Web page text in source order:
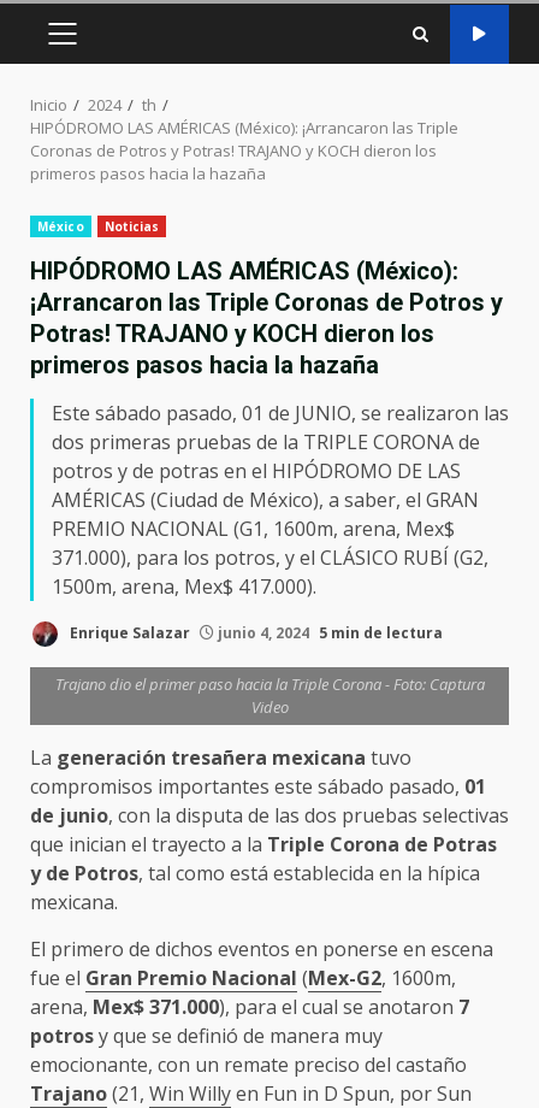
MENÚ
Inicio 2024
th
HIPÓDROMO LAS AMÉRICAS (México): ¡Arrancaron las Triple
Coronas de Potros y Potras! TRAJANO y KOCH dieron los
primeros pasos hacia la hazaña
México Noticias
HIPÓDROMO LAS AMÉRICAS (México):
¡Arrancaron las Triple Coronas de Potros y
Potras! TRAJANO y KOCH dieron los
primeros pasos hacia la hazaña
Este sábado pasado, 01 de JUNIO, se realizaron las
dos primeras pruebas de la TRIPLE CORONA de
potros y de potras en el HIPÓDROMO DE LAS
AMÉRICAS (Ciudad de México), a saber, el GRAN
PREMIO NACIONAL (G1, 1600m, arena, Mex$
371.000), para los potros, y el CLÁSICO RUBÍ (G2,
1500m, arena, Mex$ 417.000).
Enrique Salazar junio 4, 2024 5 min de lectura
Trajano dio el primer paso hacia la Triple Corona - Foto: Captura
Video
La generación tresañera mexicana tuvo
compromisos importantes este sábado pasado, 01
de junio, con la disputa de las dos pruebas selectivas
que inician el trayecto a la Triple Corona de Potras
y de Potros, tal como está establecida en la hípica
mexicana.
El primero de dichos eventos en ponerse en escena
fue el Gran Premio Nacional (Mex-G2, 1600m,
arena, Mex$ 371.000), para el cual se anotaron 7
potrosy que se definió de manera muy
emocionante, con un remate preciso del castaño
Trajano(21, Win Willyen Fun in D Spun, por Sun